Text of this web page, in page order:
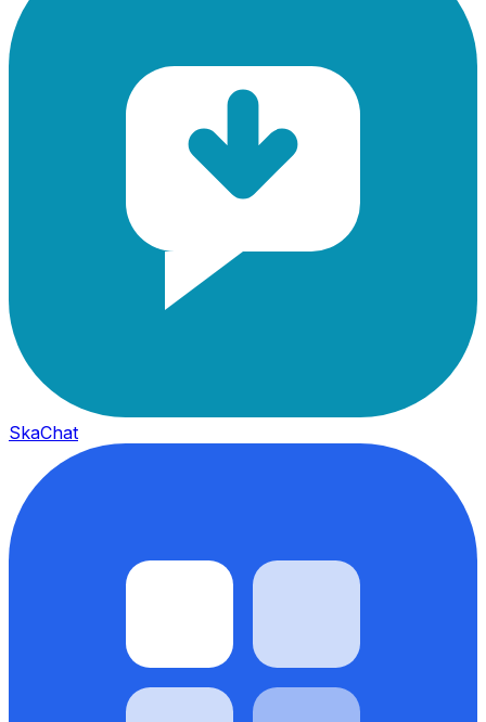
SkaChat